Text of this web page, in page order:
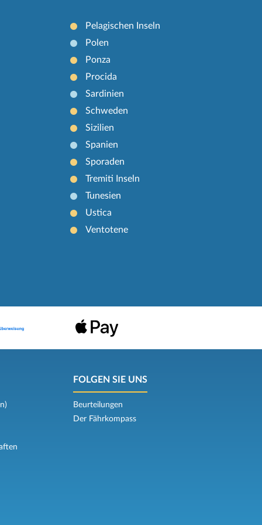
Pelagischen Inseln
Polen
Ponza
Procida
Sardinien
Schweden
Sizilien
Spanien
Sporaden
Tremiti Inseln
Tunesien
Ustica
Ventotene
FOLGEN SIE UNS
Beurteilungen
Der Fährkompass